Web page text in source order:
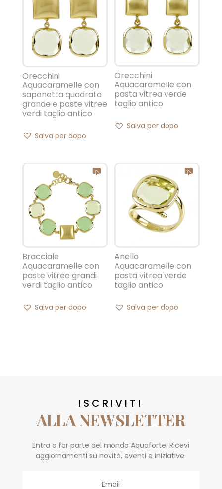
Orecchini
Aquacaramelle con
saponetta quadrata
grande e paste vitree
verdi taglio antico
Salva per dopo
Orecchini
Aquacaramelle con
pasta vitrea verde
taglio antico
Salva per dopo
Bracciale
Aquacaramelle con
paste vitree grandi
verdi taglio antico
Salva per dopo
Anello
Aquacaramelle con
pasta vitrea verde
taglio antico
Salva per dopo
ISCRIVITI
ALLA NEWSLETTER
Entra a far parte del mondo Aquaforte. Ricevi
aggiornamenti su novità, eventi e iniziative.